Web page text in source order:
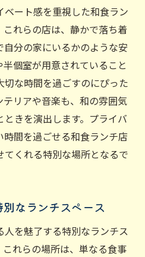
ート感を重視した和食ラン
れらの店は、静かで落ち着
分の家にいるかのような安
個室が用意されていること
な時間を過ごすのにぴった
テリアや音楽も、和の雰囲気
きを演出します。プライバ
間を過ごせる和食ランチ店
くれる特別な場所となるで
なランチスペース
を魅了する特別なランチス
れらの場所は、単なる食事